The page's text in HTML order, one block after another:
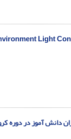
Light
دانش آموز در دوره